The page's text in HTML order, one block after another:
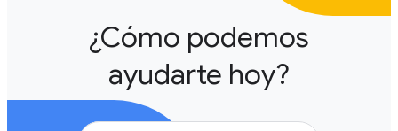
¿Cómo podemos
ayudarte hoy?